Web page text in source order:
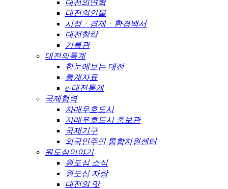
대전의연혁
대전의인물
시정ㆍ경제ㆍ환경백서
대전찰칵
기록관
대전의통계
한눈에보는 대전
통계자료
e-대전통계
국제협력
자매우호도시
자매우호도시 홍보관
국제기구
외국인주민 통합지원센터
원도심이야기
원도심 소식
원도심 자랑
대전의 맛